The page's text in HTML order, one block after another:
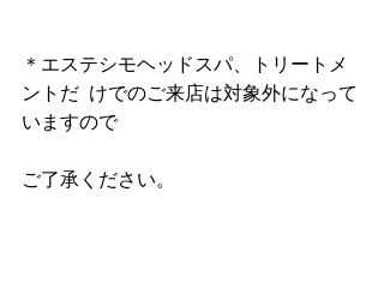
＊エステシモヘッドスパ、トリートメ
ントだ  けでのご来店は対象外になって
いますので
ご了承ください。